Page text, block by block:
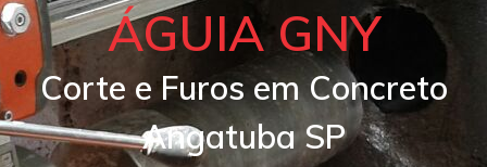
ÁGUIA GNY
Corte e Furos em Concreto
Angatuba SP